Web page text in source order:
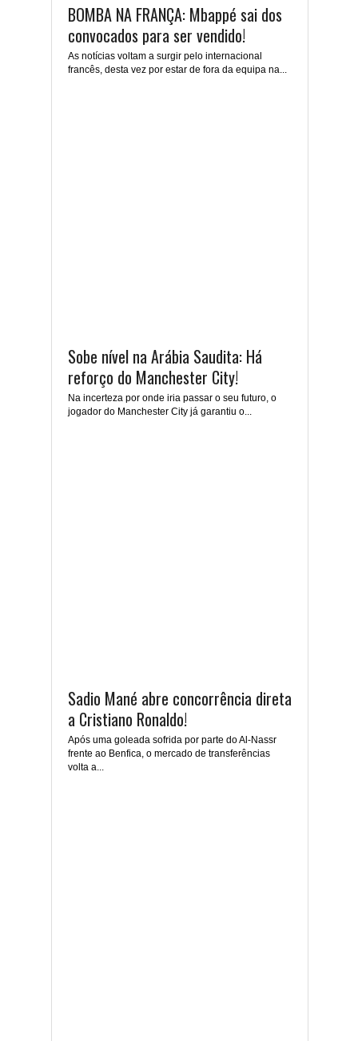
BOMBA NA FRANÇA: Mbappé sai dos
convocados para ser vendido!
As notícias voltam a surgir pelo internacional
francês, desta vez por estar de fora da equipa na...
Sobe nível na Arábia Saudita: Há
reforço do Manchester City!
Na incerteza por onde iria passar o seu futuro, o
jogador do Manchester City já garantiu o...
Sadio Mané abre concorrência direta
a Cristiano Ronaldo!
Após uma goleada sofrida por parte do Al-Nassr
frente ao Benfica, o mercado de transferências
volta a...